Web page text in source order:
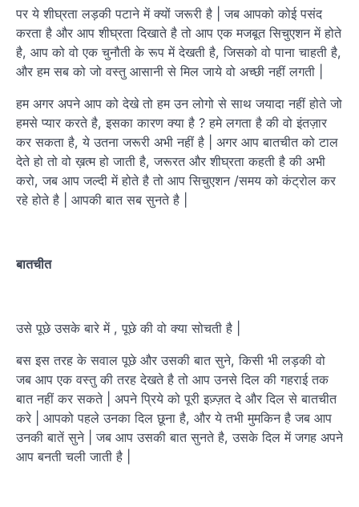
पर ये शीघ्रता लड़की पटाने में क्यों जरूरी है | जब आपको कोई पसंद
करता है और आप शीघ्रता दिखाते है तो आप एक मजबूत सिचुएशन में होते
है, आप को वो एक चुनौती के रूप में देखती है, जिसको वो पाना चाहती है,
और हम सब को जो वस्तु आसानी से मिल जाये वो अच्छी नहीं लगती |
हम अगर अपने आप को देखे तो हम उन लोगो से साथ जयादा नहीं होते जो
हमसे प्यार करते है, इसका कारण क्या है ? हमे लगता है की वो इंतज़ार
कर सकता है, ये उतना जरूरी अभी नहीं है | अगर आप बातचीत को टाल
देते हो तो वो ख़त्म हो जाती है, जरूरत और शीघ्रता कहती है की अभी
करो, जब आप जल्दी में होते है तो आप सिचुएशन /समय को कंट्रोल कर
रहे होते है | आपकी बात सब सुनते है |
बातचीत
उसे पूछे उसके बारे में , पूछे की वो क्या सोचती है |
बस इस तरह के सवाल पूछे और उसकी बात सुने, किसी भी लड़की वो
जब आप एक वस्तु की तरह देखते है तो आप उनसे दिल की गहराई तक
बात नहीं कर सकते | अपने प्रिये को पूरी इज़्ज़त दे और दिल से बातचीत
करे | आपको पहले उनका दिल छूना है, और ये तभी मुमकिन है जब आप
उनकी बातें सुने | जब आप उसकी बात सुनते है, उसके दिल में जगह अपने
आप बनती चली जाती है |